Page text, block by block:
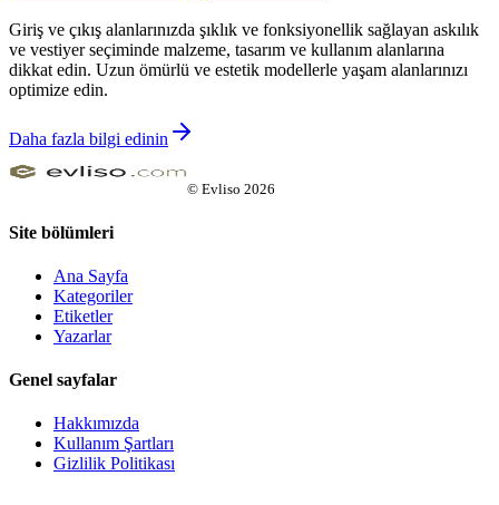
Giriş ve çıkış alanlarınızda şıklık ve fonksiyonellik sağlayan askılık
ve vestiyer seçiminde malzeme, tasarım ve kullanım alanlarına
dikkat edin. Uzun ömürlü ve estetik modellerle yaşam alanlarınızı
optimize edin.
Daha fazla bilgi edinin
© Evliso 2026
Site bölümleri
Ana Sayfa
Kategoriler
Etiketler
Yazarlar
Genel sayfalar
Hakkımızda
Kullanım Şartları
Gizlilik Politikası